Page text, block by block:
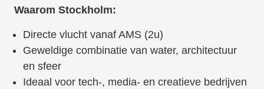
Waarom Stockholm:
Directe vlucht vanaf AMS (2u)
Geweldige combinatie van water, architectuur
en sfeer
Ideaal voor tech-, media- en creatieve bedrijven